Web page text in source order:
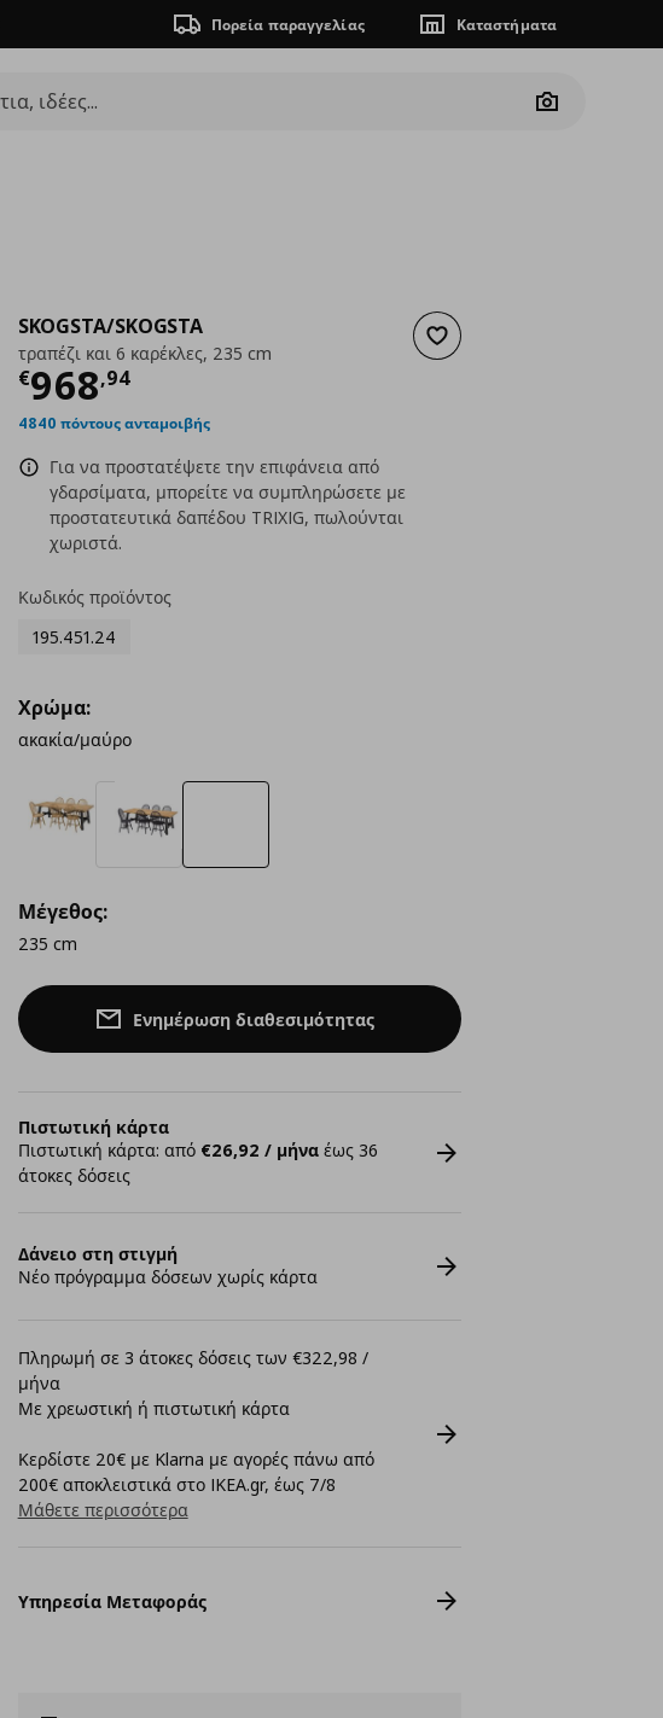
Πορεία παραγγελίας Καταστήματα
Camera
Προσθήκη στα αγαπημένα
SKOGSTA/SKOGSTA
τραπέζι και 6 καρέκλες, 235 cm
€968,94
Τρέχουσα τιμή
4840 πόντους ανταμοιβής
Για να προστατέψετε την επιφάνεια από
γδαρσίματα, μπορείτε να συμπληρώσετε με
προστατευτικά δαπέδου TRIXIG, πωλούνται
χωριστά.
Κωδικός προϊόντος
195.451.24
Χρώμα:
ακακία/μαύρο
Μέγεθος:
235 cm
Ενημέρωση διαθεσιμότητας
Πιστωτική κάρτα
Πιστωτική κάρτα: από €26,92 / μήναέως 36
άτοκες δόσεις
Δάνειο στη στιγμή
Νέο πρόγραμμα δόσεων χωρίς κάρτα
Πληρωμή σε 3 άτοκες δόσεις των €322,98 /
μήνα
Με χρεωστική ή πιστωτική κάρτα
Κερδίστε 20€ με Klarna με αγορές πάνω από
200€ αποκλειστικά στο IKEA.gr, έως 7/8
Μάθετε περισσότερα
Υπηρεσία Μεταφοράς